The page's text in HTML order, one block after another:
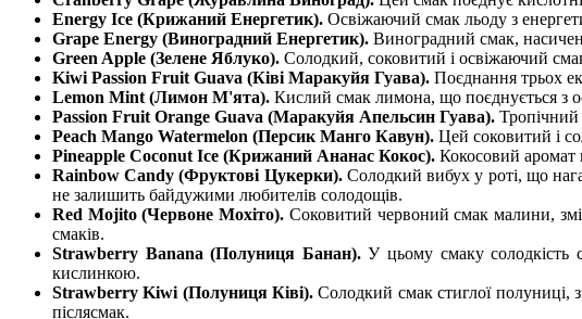
Energy Ice (Крижаний Енергетик). Освіжаючий смак льоду з
Grape Energy (Виноградний Енергетик). Виноградний смак,
Green Apple (Зелене Яблуко). Солодкий, соковитий і освіжаючий
Kiwi Passion Fruit Guava (Ківі Маракуйя Гуава). Поєднання трьох
Lemon Mint (Лимон М'ята). Кислий смак лимона, що поєднується з
Passion Fruit Orange Guava (Маракуйя Апельсин Гуава). Тропічний
Peach Mango Watermelon (Персик Манго Кавун). Цей соковитий і
Pineapple Coconut Ice (Крижаний Ананас Кокос). Кокосовий аромат
Rainbow Candy (Фруктові Цукерки). Солодкий вибух у роті, що
не залишить байдужими любителів солодощів.
Red Mojito (Червоне Мохіто). Соковитий червоний смак малини,
смаків.
Strawberry Banana (Полуниця Банан).У цьому смаку солодкість
кислинкою.
Strawberry Kiwi (Полуниця Ківі).Солодкий смак стиглої полуниці,
післясмак.